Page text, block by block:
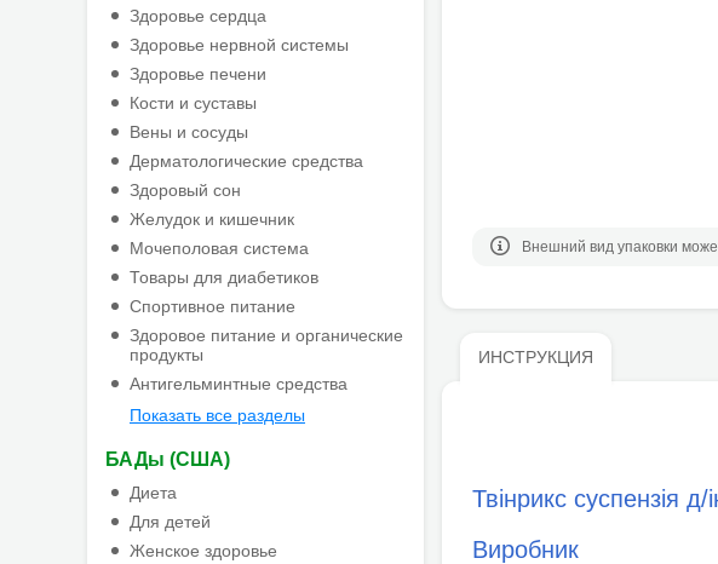
Здоровье сердца
Здоровье нервной системы
Здоровье печени
Кости и суставы
Вены и сосуды
Дерматологические средства
Здоровый сон
Желудок и кишечник
Мочеполовая система
Товары для диабетиков
Спортивное питание
Здоровое питание и органические
продукты
Антигельминтные средства
Показать все разделы
БАДы (США)
Диета
Для детей
Женское здоровье
Внешний вид упаковки
ИНСТРУКЦИЯ
Твінрикс суспензія
Виробник